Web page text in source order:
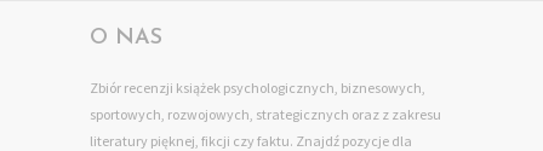
O NAS
Zbiór recenzji książek psychologicznych, biznesowych,
sportowych, rozwojowych, strategicznych oraz z zakresu
literatury pięknej, fikcji czy faktu. Znajdź pozycje dla